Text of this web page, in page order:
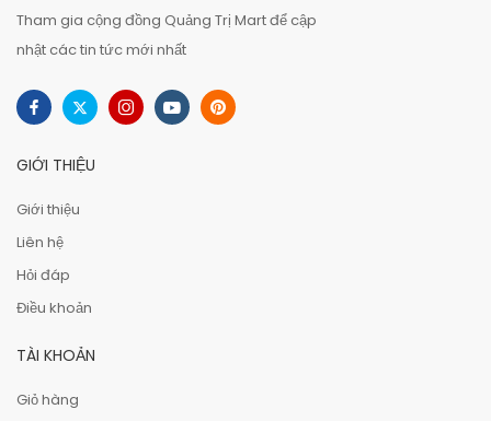
Tham gia cộng đồng Quảng Trị Mart để cập
nhật các tin tức mới nhất
GIỚI THIỆU
Giới thiệu
Liên hệ
Hỏi đáp
Điều khoản
TÀI KHOẢN
Giỏ hàng